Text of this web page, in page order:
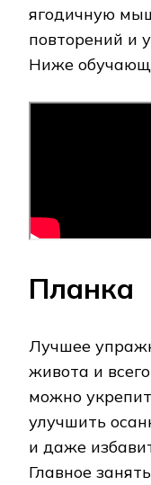
ягодичную
повторений и
Ниже
Планка
Лучшее
живота и
можно
улучшить
и даже
Главное